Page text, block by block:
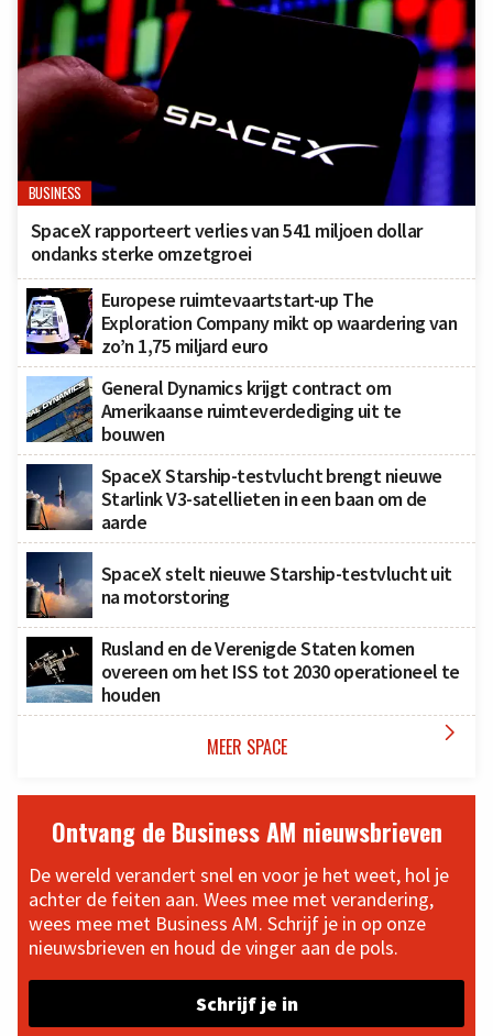
BUSINESS
SpaceX rapporteert verlies van 541 miljoen dollar
ondanks sterke omzetgroei
Europese ruimtevaartstart-up The
Exploration Company mikt op waardering van
zo’n 1,75 miljard euro
General Dynamics krijgt contract om
Amerikaanse ruimteverdediging uit te
bouwen
SpaceX Starship-testvlucht brengt nieuwe
Starlink V3-satellieten in een baan om de
aarde
SpaceX stelt nieuwe Starship-testvlucht uit
na motorstoring
Rusland en de Verenigde Staten komen
overeen om het ISS tot 2030 operationeel te
houden
MEER SPACE 
Ontvang de Business AM nieuwsbrieven
De wereld verandert snel en voor je het weet, hol je
achter de feiten aan. Wees mee met verandering,
wees mee met Business AM. Schrijf je in op onze
nieuwsbrieven en houd de vinger aan de pols.
Schrijf je in